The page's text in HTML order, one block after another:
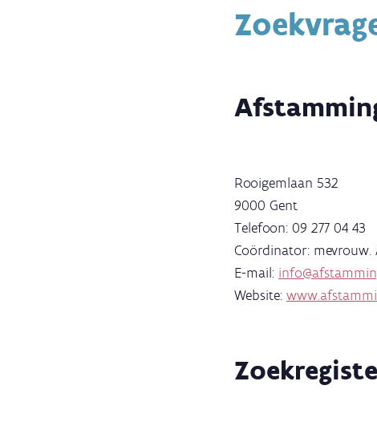
Rooigemlaan 532
9000 Gent
Telefoon: 09 277 04 43
Coördinator: mevrouw.
E-mail:
Website: